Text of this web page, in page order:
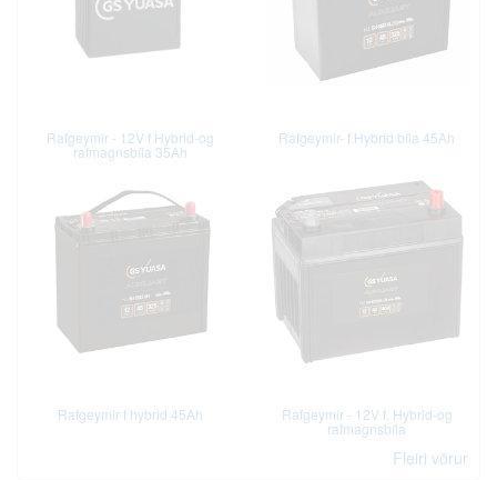
Rafgeymir - 12V f.Hybrid-og
rafmagnsbíla 35Ah
Rafgeymir- f.Hybrid bíla 45Ah
Rafgeymir f hybrid 45Ah Rafgeymir - 12V f. Hybrid-og
rafmagnsbíla
Fleiri vörur